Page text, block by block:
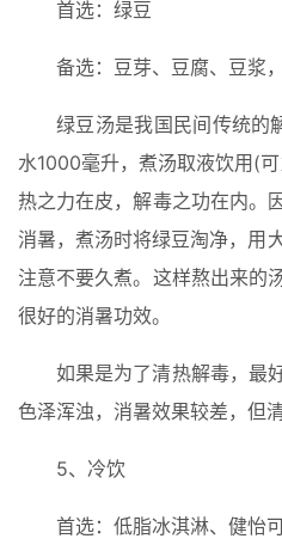
剁
手
电
影
|
投稿
首选：绿豆
备选：豆芽、豆腐、豆浆
绿豆汤是我国民间传统的
水1000毫升，煮汤取液饮用(
热之力在皮，解毒之功在内。
消暑，煮汤时将绿豆淘净，用
注意不要久煮。这样熬出来的
很好的消暑功效。
如果是为了清热解毒，最
色泽浑浊，消暑效果较差，但
5、冷饮
首选：低脂冰淇淋、健怡